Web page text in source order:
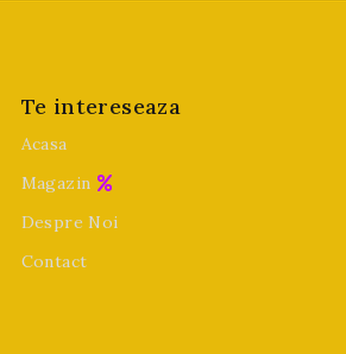
Te intereseaza
Acasa
Magazin
Despre Noi
Contact